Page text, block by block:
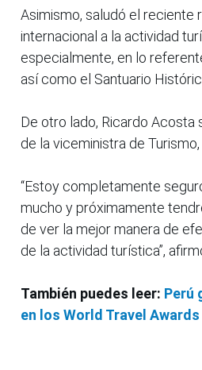
Asimismo, saludó el reciente
internacional a la actividad
especialmente, en lo
así como el Santuario
De otro lado, Ricardo Acosta
de la viceministra de
“Estoy completamente
mucho y próximamente
de ver la mejor manera de
de la actividad turística”,
También puedes leer: Perú
en los World Travel